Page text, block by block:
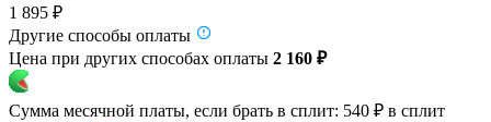
1 895 ₽
Другие способы оплаты
Цена при других способах оплаты 2 160 ₽
Сумма месячной платы, если брать в сплит: 540 ₽ в сплит